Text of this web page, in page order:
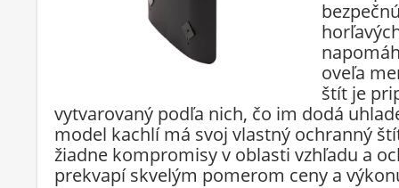
oveľa
štít je
vytvarovaný podľa nich, čo im dodá
model kachlí má svoj vlastný ochranný
žiadne kompromisy v oblasti vzhľadu a
prekvapí skvelým pomerom ceny a